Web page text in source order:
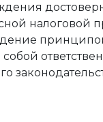
налоговой
собой